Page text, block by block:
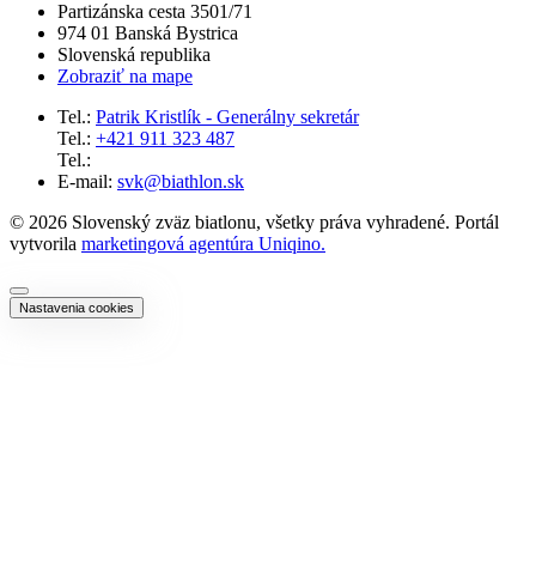
Partizánska cesta 3501/71
974 01 Banská Bystrica
Slovenská republika
Zobraziť na mape
Tel.: Patrik Kristlík - Generálny sekretár
Tel.: +421 911 323 487
Tel.:
E-mail: svk@biathlon.sk
© 2026 Slovenský zväz biatlonu, všetky práva vyhradené. Portál
vytvorila marketingová agentúra Uniqino.
Nastavenia cookies